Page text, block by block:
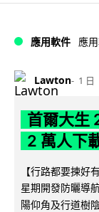
應用軟件 應
Lawton 1 日
首爾大生
2 萬人下
【行路都要揀好
星期開發防曬導
陽仰角及行道樹